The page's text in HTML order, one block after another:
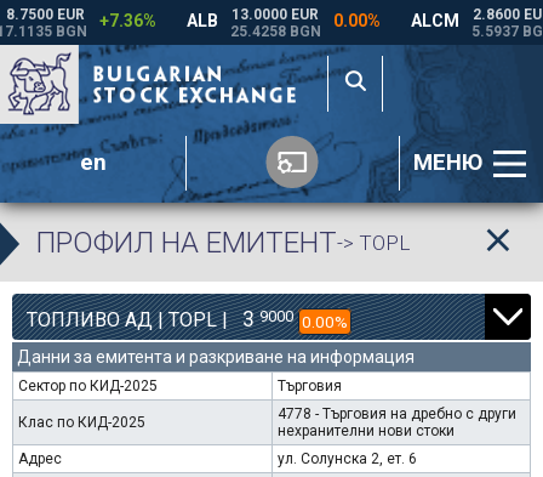
en МЕНЮ
ПРОФИЛ НА ЕМИТЕНТ-> TOPL
ТОПЛИВО АД | TOPL | 3 9000 0.00%
Данни за емитента и разкриване на информация
Сектор по КИД-2025 Търговия
Клас по КИД-2025
4778 - Търговия на дребно с други
нехранителни нови стоки
Адрес
ул. Солунска 2, ет. 6